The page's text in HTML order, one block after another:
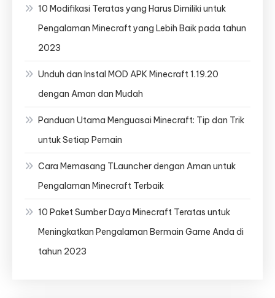
10 Modifikasi Teratas yang Harus Dimiliki untuk
Pengalaman Minecraft yang Lebih Baik pada tahun
2023
Unduh dan Instal MOD APK Minecraft 1.19.20
dengan Aman dan Mudah
Panduan Utama Menguasai Minecraft: Tip dan Trik
untuk Setiap Pemain
Cara Memasang TLauncher dengan Aman untuk
Pengalaman Minecraft Terbaik
10 Paket Sumber Daya Minecraft Teratas untuk
Meningkatkan Pengalaman Bermain Game Anda di
tahun 2023